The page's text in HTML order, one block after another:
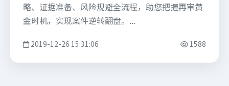
略、证据准备、风险规避全流程，助您把握再审黄
金时机，实现案件逆转翻盘。...
2019-12-26 15:31:06 1588